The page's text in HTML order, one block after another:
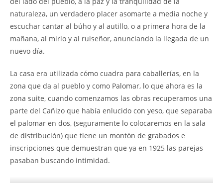
naturaleza, un verdadero placer asomarte a media noche y
escuchar cantar al búho y al autillo, o a primera hora de la
mañana, al mirlo y al ruiseñor, anunciando la llegada de un
nuevo día.
La casa era utilizada cómo cuadra para caballerías, en la
zona que da al pueblo y como Palomar, lo que ahora es la
zona suite, cuando comenzamos las obras recuperamos una
parte del Cañizo que había enlucido con yeso, que separaba
el palomar en dos, (seguramente lo colocaremos en la sala
de distribución) que tiene un montón de grabados e
inscripciones que demuestran que ya en 1925 las parejas
pasaban buscando intimidad.